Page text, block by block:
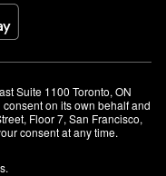
Suite 1100 Toronto, ON
on its own behalf and
Floor 7, San Francisco,
consent at any time.